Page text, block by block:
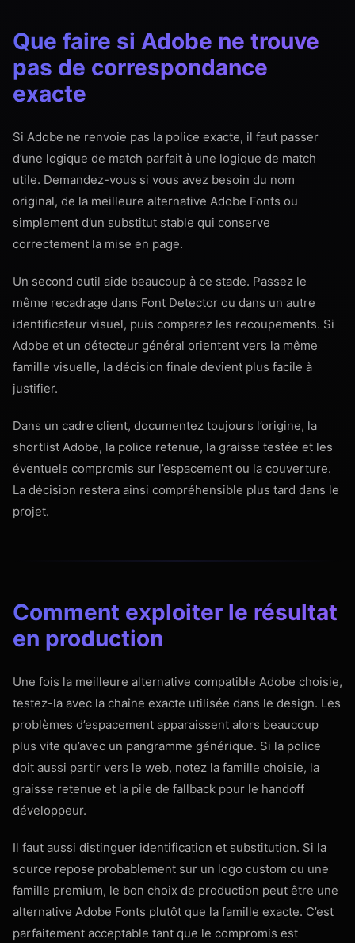
Que faire si Adobe ne trouve
pas de correspondance
exacte
Si Adobe ne renvoie pas la police exacte, il faut passer
d’une logique de match parfait à une logique de match
utile. Demandez-vous si vous avez besoin du nom
original, de la meilleure alternative Adobe Fonts ou
simplement d’un substitut stable qui conserve
correctement la mise en page.
Un second outil aide beaucoup à ce stade. Passez le
même recadrage dans Font Detector ou dans un autre
identificateur visuel, puis comparez les recoupements. Si
Adobe et un détecteur général orientent vers la même
famille visuelle, la décision finale devient plus facile à
justifier.
Dans un cadre client, documentez toujours l’origine, la
shortlist Adobe, la police retenue, la graisse testée et les
éventuels compromis sur l’espacement ou la couverture.
La décision restera ainsi compréhensible plus tard dans le
projet.
Comment exploiter le résultat
en production
Une fois la meilleure alternative compatible Adobe choisie,
testez-la avec la chaîne exacte utilisée dans le design. Les
problèmes d’espacement apparaissent alors beaucoup
plus vite qu’avec un pangramme générique. Si la police
doit aussi partir vers le web, notez la famille choisie, la
graisse retenue et la pile de fallback pour le handoff
développeur.
Il faut aussi distinguer identification et substitution. Si la
source repose probablement sur un logo custom ou une
famille premium, le bon choix de production peut être une
alternative Adobe Fonts plutôt que la famille exacte. C’est
parfaitement acceptable tant que le compromis est